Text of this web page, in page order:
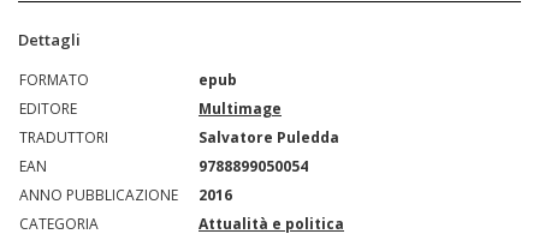
Dettagli
FORMATO
epub
EDITORE
Multimage
TRADUTTORI
Salvatore Puledda
EAN
9788899050054
ANNO PUBBLICAZIONE
2016
CATEGORIA
Attualità e politica